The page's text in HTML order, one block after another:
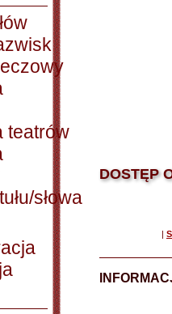
teatrów
słowa
DOSTĘP
|